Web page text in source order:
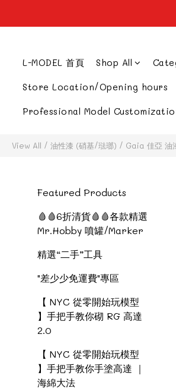
L-MODEL 首頁 Shop All
Store Location/Opening hours
Professional Model
View All / 油性漆 (硝基/琺瑯) / Gaia 佳亞 油
Featured Products
🩸🩸6折清貨🩸🩸各款精選
Mr.Hobby 噴罐/Marker
精選“二手”工具
"差少少免運費"專區
【 NYC 從零開始玩模型
】手把手教你砌 RG 高達
2.0
【 NYC 從零開始玩模型
】手把手教你手塗高達 ｜
海綿大法